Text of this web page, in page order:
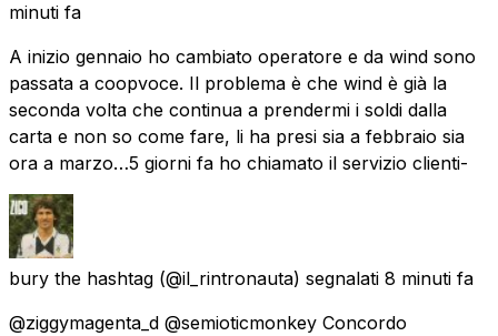
minuti fa
A inizio gennaio ho cambiato operatore e da wind sono
passata a coopvoce. Il problema è che wind è già la
seconda volta che continua a prendermi i soldi dalla
carta e non so come fare, li ha presi sia a febbraio sia
ora a marzo…5 giorni fa ho chiamato il servizio clienti-
bury the hashtag (@il_rintronauta) segnalati 8 minuti fa
@ziggymagenta_d @semioticmonkey Concordo